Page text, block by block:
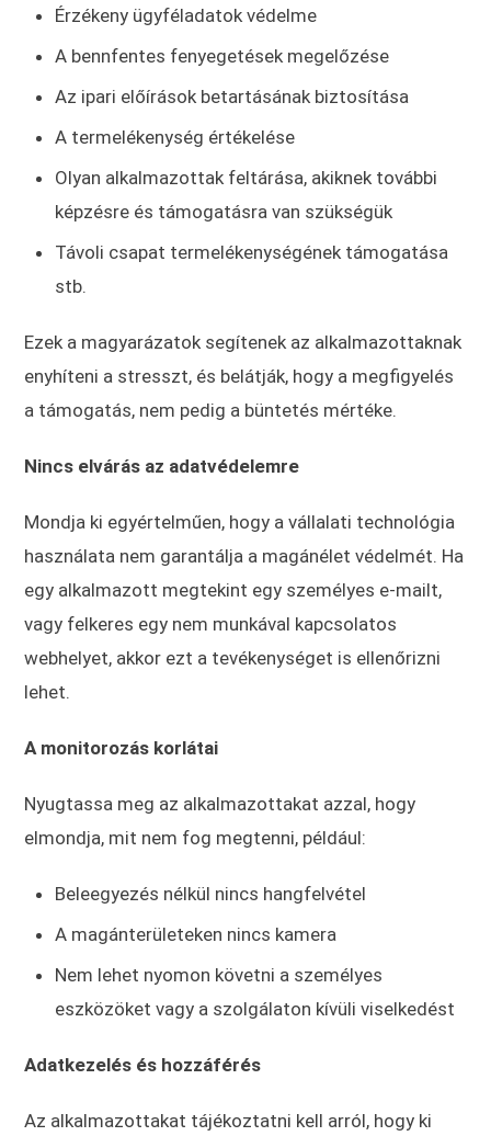
Érzékeny ügyféladatok védelme
A bennfentes fenyegetések megelőzése
Az ipari előírások betartásának biztosítása
A termelékenység értékelése
Olyan alkalmazottak feltárása, akiknek további
képzésre és támogatásra van szükségük
Távoli csapat termelékenységének támogatása
stb.
Ezek a magyarázatok segítenek az alkalmazottaknak
enyhíteni a stresszt, és belátják, hogy a megfigyelés
a támogatás, nem pedig a büntetés mértéke.
Nincs elvárás az adatvédelemre
Mondja ki egyértelműen, hogy a vállalati technológia
használata nem garantálja a magánélet védelmét. Ha
egy alkalmazott megtekint egy személyes e-mailt,
vagy felkeres egy nem munkával kapcsolatos
webhelyet, akkor ezt a tevékenységet is ellenőrizni
lehet.
A monitorozás korlátai
Nyugtassa meg az alkalmazottakat azzal, hogy
elmondja, mit nem fog megtenni, például:
Beleegyezés nélkül nincs hangfelvétel
A magánterületeken nincs kamera
Nem lehet nyomon követni a személyes
eszközöket vagy a szolgálaton kívüli viselkedést
Adatkezelés és hozzáférés
Az alkalmazottakat tájékoztatni kell arról, hogy ki